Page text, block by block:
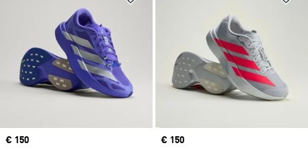
Precio
€ 150
Precio
€ 150